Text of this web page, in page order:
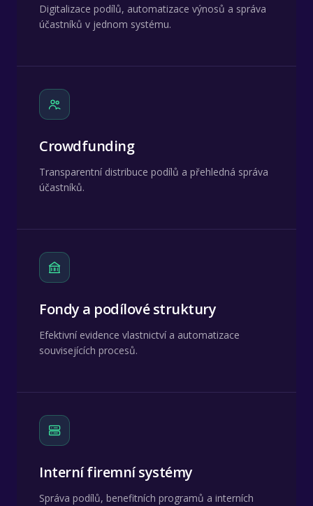
Digitalizace podílů, automatizace výnosů a správa
účastníků v jednom systému.
Crowdfunding
Transparentní distribuce podílů a přehledná správa
účastníků.
Fondy a podílové struktury
Efektivní evidence vlastnictví a automatizace
souvisejících procesů.
Interní firemní systémy
Správa podílů, benefitních programů a interních